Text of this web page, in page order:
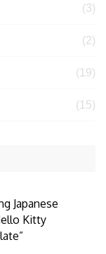
(3)
(2)
(19)
(15)
Japanese
Kitty